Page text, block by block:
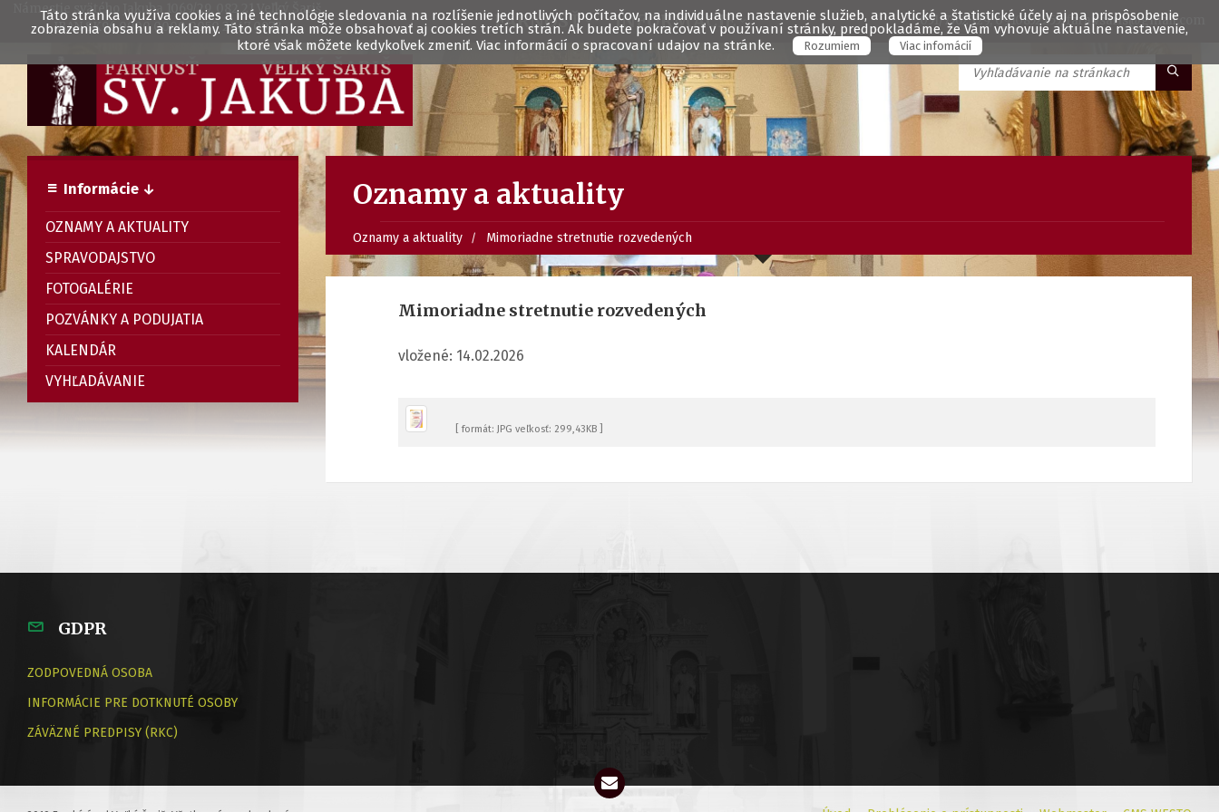
Námestie svätého Jakuba 1069/29, 082 21 Veľký Šariš
IBAN SK96 0900 0000 0050 2947 0973
FARNOSŤ INFORMÁCIE 051/7762329, 0910852255, fara.vsaris@gmail.com
Oznamy a aktuality
Oznamy a aktuality Mimoriadne stretnutie rozvedených
Mimoriadne stretnutie rozvedených
vložené: 14.02.2026
[ formát: JPG veľkosť: 299,43KB ]
Informácie ↓
OZNAMY A AKTUALITY
SPRAVODAJSTVO
FOTOGALÉRIE
POZVÁNKY A PODUJATIA
KALENDÁR
VYHĽADÁVANIE
GDPR
ZODPOVEDNÁ OSOBA
INFORMÁCIE PRE DOTKNUTÉ OSOBY
ZÁVÄZNÉ PREDPISY (RKC)
Táto stránka využíva cookies a iné technológie sledovania na rozlíšenie jednotlivých počítačov, na individuálne nastavenie služieb, analytické a štatistické účely aj na prispôsobenie
zobrazenia obsahu a reklamy. Táto stránka môže obsahovať aj cookies tretích strán. Ak budete pokračovať v používaní stránky, predpokladáme, že Vám vyhovuje aktuálne nastavenie,
ktoré však môžete kedykoľvek zmeniť. Viac informácií o spracovaní udajov na stránke.
Rozumiem Viac infomácií